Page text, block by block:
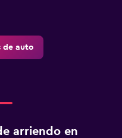
de auto
arriendo en